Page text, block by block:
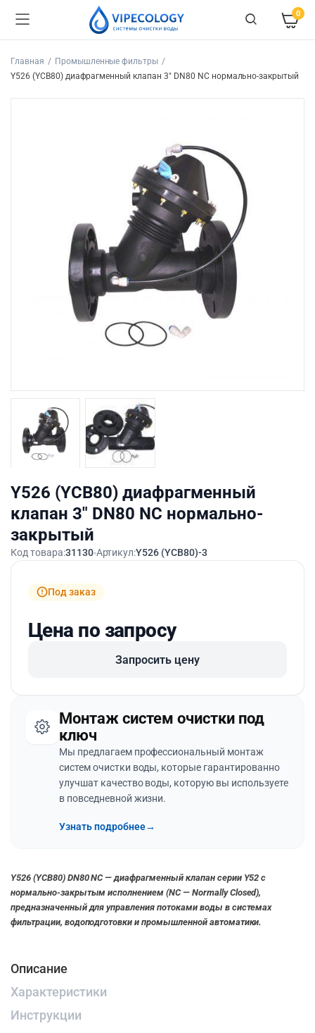
0
Главная
Промышленные фильтры
Y526 (YCB80) диафрагменный клапан 3″ DN80 NC нормально-закрытый
Y526 (YCB80) диафрагменный
клапан 3″ DN80 NC нормально-
закрытый
Код товара:31130 Артикул:Y526 (YCB80)-3
Под заказ
Цена по запросу
Запросить цену
Монтаж систем очистки под
ключ
Мы предлагаем профессиональный монтаж
систем очистки воды, которые гарантированно
улучшат качество воды, которую вы используете
в повседневной жизни.
Узнать подробнее→
Y526 (YCB80) DN80 NC — диафрагменный клапан серии Y52 с
нормально-закрытым исполнением (NC — Normally Closed),
предназначенный для управления потоками воды в системах
фильтрации, водоподготовки и промышленной автоматики.
Описание
Характеристики
Инструкции